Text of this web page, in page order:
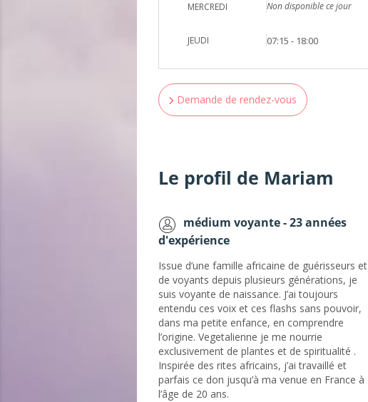
MERCREDI Non disponible ce jour
JEUDI 07:15 - 18:00
Demande de rendez-vous
Le profil de Mariam
médium voyante - 23 années
d'expérience
Issue d’une famille africaine de guérisseurs et
de voyants depuis plusieurs générations, je
suis voyante de naissance. J’ai toujours
entendu ces voix et ces flashs sans pouvoir,
dans ma petite enfance, en comprendre
l’origine. Vegetalienne je me nourrie
exclusivement de plantes et de spiritualité .
Inspirée des rites africains, j’ai travaillé et
parfais ce don jusqu’à ma venue en France à
l’âge de 20 ans.